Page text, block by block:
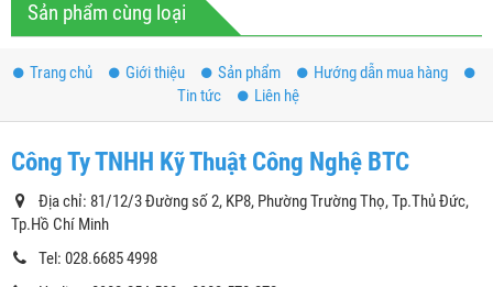
Sản phẩm cùng loại
Trang chủ Giới thiệu Sản phẩm
Hướng dẫn mua hàng
Tin tức
Liên hệ
Công Ty TNHH Kỹ Thuật Công Nghệ BTC
Địa chỉ: 81/12/3 Đường số 2, KP8, Phường Trường Thọ, Tp.Thủ Đức,
Tp.Hồ Chí Minh
Tel: 028.6685 4998